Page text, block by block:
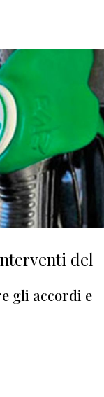
del
gli accordi e